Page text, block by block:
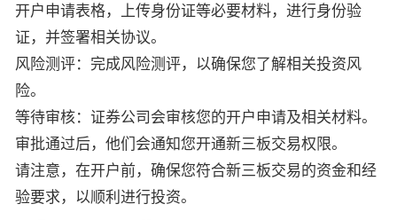
开户申请表格，上传身份证等必要材料，进行身份验
证，并签署相关协议。
风险测评：完成风险测评，以确保您了解相关投资风
险。
等待审核：证券公司会审核您的开户申请及相关材料。
审批通过后，他们会通知您开通新三板交易权限。
请注意，在开户前，确保您符合新三板交易的资金和经
验要求，以顺利进行投资。